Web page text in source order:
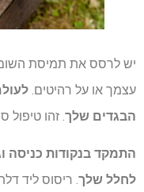
יש לרסס את תמיסת השום
עצמך או על רהיטים.
הבגדים שלך . זהו
התמקד בנקודות כניסה
לחלל שלך. ריסוס ליד